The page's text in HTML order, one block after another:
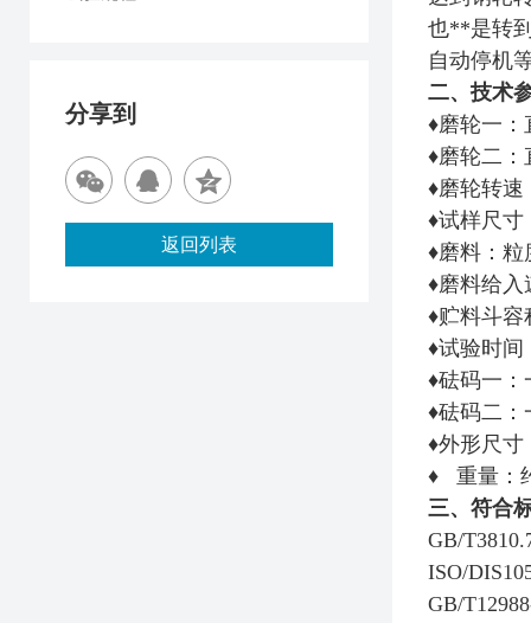
也**是转
自动停机
二、技术
♦磨轮一：
♦磨轮二：
♦磨轮转速
♦试样尺寸
♦磨料：粒
♦磨料给入
♦贮料斗容
♦试验时间
♦砝码一：
♦砝码二：
♦外形尺寸
♦ 重量：
三、符合
GB/
ISO/
GB/
分享到
返回列表